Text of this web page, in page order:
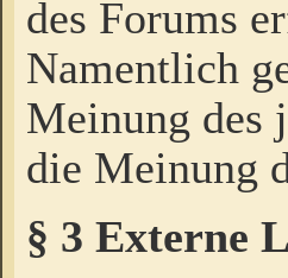
des Forums
Namentlich
Meinung des
die Meinung
§ 3 Externe